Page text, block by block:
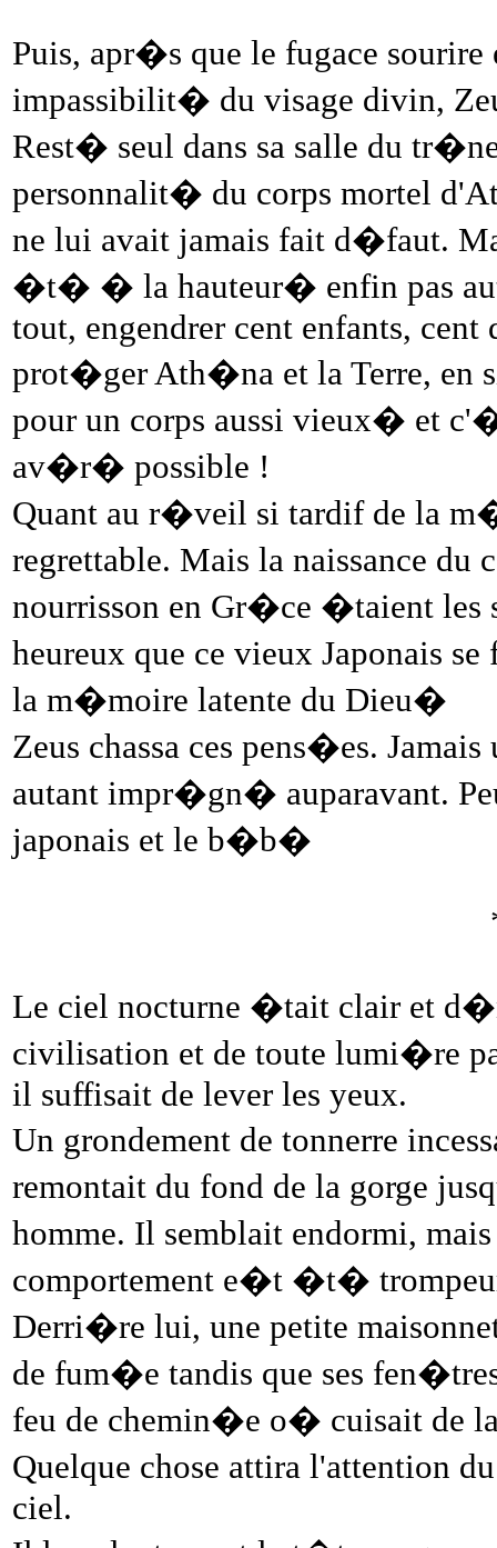
Puis, apr�s que le fugace
impassibilit� du visage divin,
Rest� seul dans sa salle du
personnalit� du corps mortel
ne lui avait jamais fait d�faut.
�t� � la hauteur� enfin pas
tout, engendrer cent enfants,
prot�ger Ath�na et la Terre,
pour un corps aussi vieux� et
av�r� possible !
Quant au r�veil si tardif de la
regrettable. Mais la naissance
nourrisson en Gr�ce �taient les
heureux que ce vieux Japonais
la m�moire latente du Dieu�
Zeus chassa ces pens�es.
autant impr�gn� auparavant.
japonais et le b�b�
Le ciel nocturne �tait clair et
civilisation et de toute lumi�re
il suffisait de lever les yeux.
Un grondement de tonnerre
remontait du fond de la gorge
homme. Il semblait endormi,
comportement e�t �t�
Derri�re lui, une petite
de fum�e tandis que ses
feu de chemin�e o� cuisait de
Quelque chose attira l'attention
ciel.